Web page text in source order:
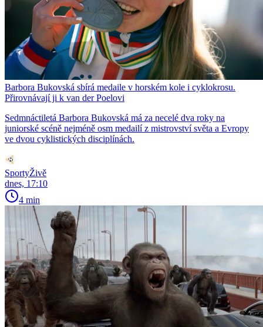
Barbora Bukovská sbírá medaile v horském kole i cyklokrosu.
Přirovnávají ji k van der Poelovi
Sedmnáctiletá Barbora Bukovská má za necelé dva roky na
juniorské scéně nejméně osm medailí z mistrovství světa a Evropy
ve dvou cyklistických disciplínách.
SportyŽivě
dnes, 17:10
4 min